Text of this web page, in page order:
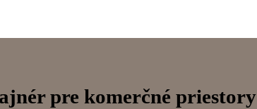
pre komerčné